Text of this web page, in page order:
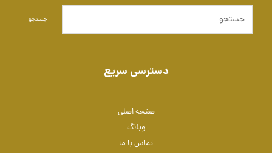
جستجو
دسترسی سریع
صفحه اصلی
وبلاگ
تماس با ما